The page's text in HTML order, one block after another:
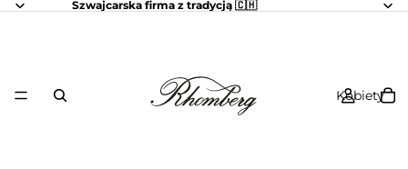
Szwajcarska firma z tradycją 🇨🇭
Kobiety